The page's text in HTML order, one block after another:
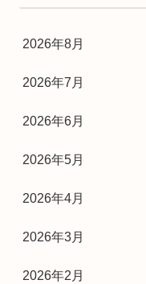
2026年8月
2026年7月
2026年6月
2026年5月
2026年4月
2026年3月
2026年2月